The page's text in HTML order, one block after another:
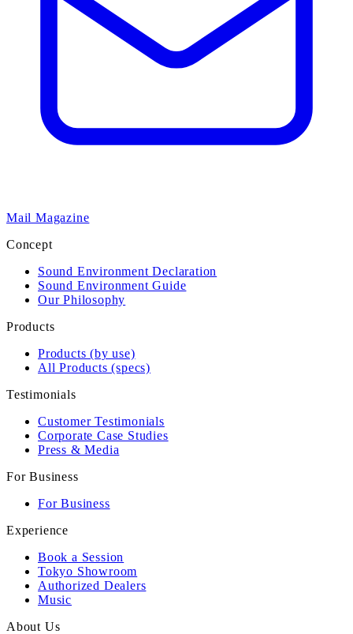
Mail Magazine
Concept
Sound Environment Declaration
Sound Environment Guide
Our Philosophy
Products
Products (by use)
All Products (specs)
Testimonials
Customer Testimonials
Corporate Case Studies
Press & Media
For Business
For Business
Experience
Book a Session
Tokyo Showroom
Authorized Dealers
Music
About Us